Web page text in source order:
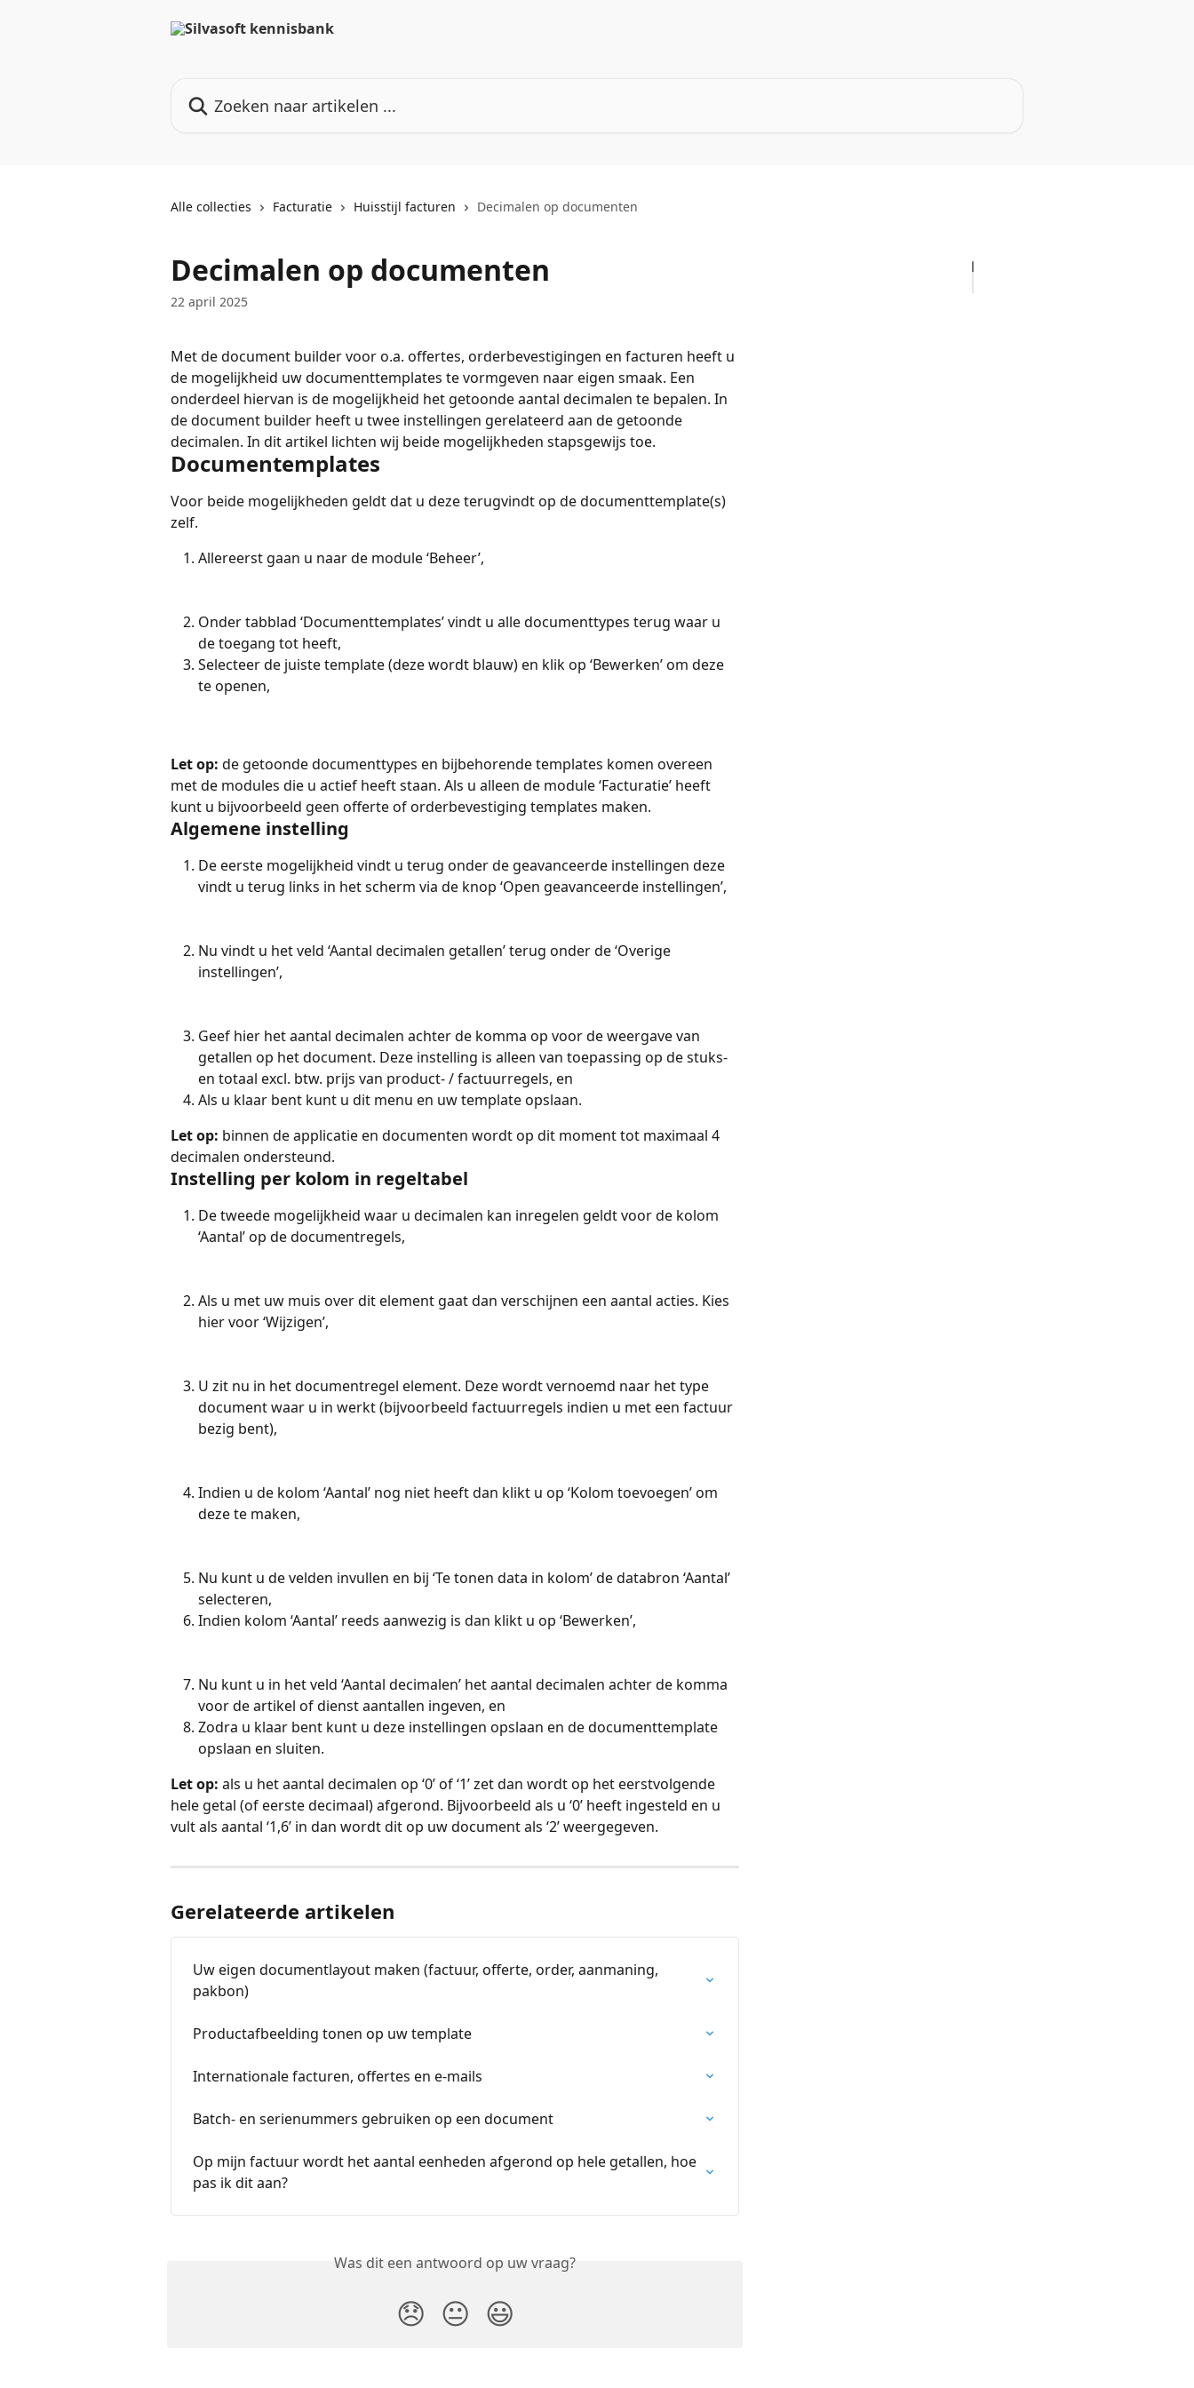
Alle collecties Facturatie Huisstijl facturen Decimalen op documenten
Decimalen op documenten
22 april 2025
Met de document builder voor o.a. offertes, orderbevestigingen en facturen heeft u
de mogelijkheid uw documenttemplates te vormgeven naar eigen smaak. Een
onderdeel hiervan is de mogelijkheid het getoonde aantal decimalen te bepalen. In
de document builder heeft u twee instellingen gerelateerd aan de getoonde
decimalen. In dit artikel lichten wij beide mogelijkheden stapsgewijs toe.
Documentemplates
Voor beide mogelijkheden geldt dat u deze terugvindt op de documenttemplate(s)
zelf.
Allereerst gaan u naar de module ‘Beheer’,
Onder tabblad ‘Documenttemplates’ vindt u alle documenttypes terug waar u
de toegang tot heeft,
Selecteer de juiste template (deze wordt blauw) en klik op ‘Bewerken’ om deze
te openen,
Let op: de getoonde documenttypes en bijbehorende templates komen overeen
met de modules die u actief heeft staan. Als u alleen de module ‘Facturatie’ heeft
kunt u bijvoorbeeld geen offerte of orderbevestiging templates maken.
Algemene instelling
De eerste mogelijkheid vindt u terug onder de geavanceerde instellingen deze
vindt u terug links in het scherm via de knop ‘Open geavanceerde instellingen’,
Nu vindt u het veld ‘Aantal decimalen getallen’ terug onder de ‘Overige
instellingen’,
Geef hier het aantal decimalen achter de komma op voor de weergave van
getallen op het document. Deze instelling is alleen van toepassing op de stuks-
en totaal excl. btw. prijs van product- / factuurregels, en
Als u klaar bent kunt u dit menu en uw template opslaan.
Let op: binnen de applicatie en documenten wordt op dit moment tot maximaal 4
decimalen ondersteund.
Instelling per kolom in regeltabel
De tweede mogelijkheid waar u decimalen kan inregelen geldt voor de kolom
‘Aantal’ op de documentregels,
Als u met uw muis over dit element gaat dan verschijnen een aantal acties. Kies
hier voor ‘Wijzigen’,
U zit nu in het documentregel element. Deze wordt vernoemd naar het type
document waar u in werkt (bijvoorbeeld factuurregels indien u met een factuur
bezig bent),
Indien u de kolom ‘Aantal’ nog niet heeft dan klikt u op ‘Kolom toevoegen’ om
deze te maken,
Nu kunt u de velden invullen en bij ‘Te tonen data in kolom’ de databron ‘Aantal’
selecteren,
Indien kolom ‘Aantal’ reeds aanwezig is dan klikt u op ‘Bewerken’,
Nu kunt u in het veld ‘Aantal decimalen’ het aantal decimalen achter de komma
voor de artikel of dienst aantallen ingeven, en
Zodra u klaar bent kunt u deze instellingen opslaan en de documenttemplate
opslaan en sluiten.
Let op: als u het aantal decimalen op ‘0’ of ‘1’ zet dan wordt op het eerstvolgende
hele getal (of eerste decimaal) afgerond. Bijvoorbeeld als u ‘0’ heeft ingesteld en u
vult als aantal ‘1,6’ in dan wordt dit op uw document als ‘2’ weergegeven.
Gerelateerde artikelen
Uw eigen documentlayout maken (factuur, offerte, order, aanmaning,
pakbon)
Productafbeelding tonen op uw template
Internationale facturen, offertes en e-mails
Batch- en serienummers gebruiken op een document
Op mijn factuur wordt het aantal eenheden afgerond op hele getallen, hoe
pas ik dit aan?
Was dit een antwoord op uw vraag?
😞 😐 😃